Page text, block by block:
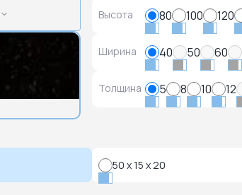
Высота 80 100 120
Ширина 40 50 60
Толщина 5 8 10 12
50 x 15 x 20